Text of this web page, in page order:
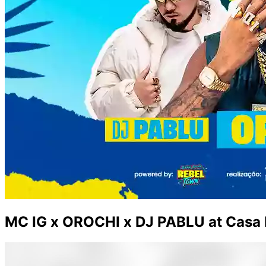
MC IG x OROCHI x DJ PABLU at Casa